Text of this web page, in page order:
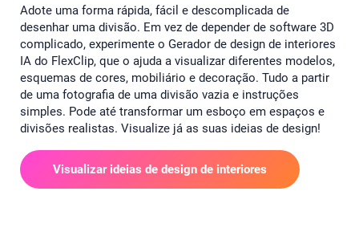
Adote uma forma rápida, fácil e descomplicada de
desenhar uma divisão. Em vez de depender de software 3D
complicado, experimente o Gerador de design de interiores
IA do FlexClip, que o ajuda a visualizar diferentes modelos,
esquemas de cores, mobiliário e decoração. Tudo a partir
de uma fotografia de uma divisão vazia e instruções
simples. Pode até transformar um esboço em espaços e
divisões realistas. Visualize já as suas ideias de design!
Visualizar ideias de design de interiores